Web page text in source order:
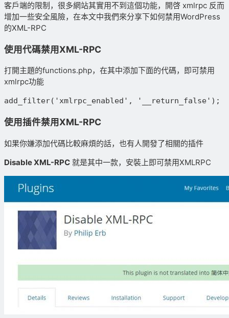
客戶端的限制，很多網站其實用不到這個功能，開啓 xmlrpc 反而
增加一些安全風險，在本文中我們來分享下如何禁用WordPress
的XML-RPC
使用代碼禁用XML-RPC
打開主題的functions.php，在其中添加下面的代碼，即可禁用
xmlrpc功能
add_filter('xmlrpc_enabled', '__return_false');
使用插件禁用XML-RPC
如果你嫌添加代碼比較麻煩的話，也有人開發了相關的插件
Disable XML-RPC 就是其中一款，安裝上即可禁用XMLRPC